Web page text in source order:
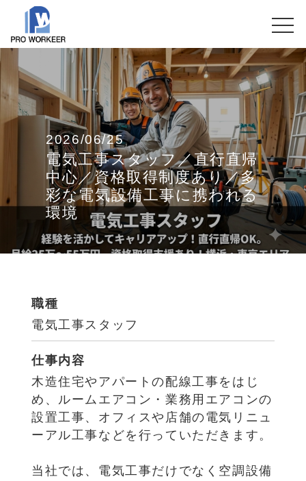
2026/06/25
電気工事スタッフ／直行直帰
中心／資格取得制度あり／多
彩な電気設備工事に携われる
環境
職種
電気工事スタッフ
仕事内容
木造住宅やアパートの配線工事をはじ
め、ルームエアコン・業務用エアコンの
設置工事、オフィスや店舗の電気リニュ
ーアル工事などを行っていただきます。
当社では、電気工事だけでなく空調設備